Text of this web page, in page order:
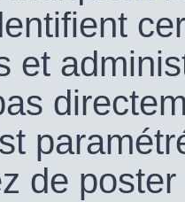
et
de